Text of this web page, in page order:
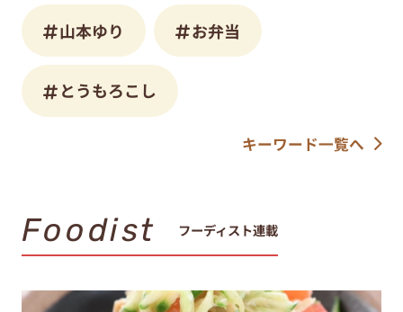
山本ゆり お弁当
とうもろこし
キーワード一覧へ
Foodist フーディスト連載